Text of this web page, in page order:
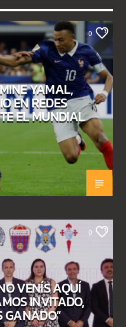
0
YAMAL,
EN REDES
EL MUNDIAL
0
VENÍS AQUÍ
INVITADO,
GANADO”